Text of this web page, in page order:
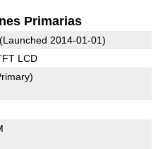
Primarias
2014-01-01)
LCD